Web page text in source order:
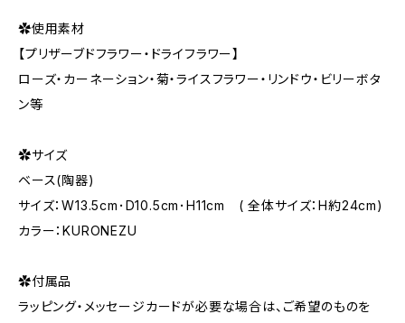
✿使用素材
【プリザーブドフラワー・ドライフラワー】
ローズ・カーネーション・菊・ライスフラワー・リンドウ・ビリーボタ
ン等
✿サイズ
ベース(陶器)
サイズ：W13.5cm･D10.5cm･H11cm ( 全体サイズ：H約24cm)
カラー：KURONEZU
✿付属品
ラッピング・メッセージカードが必要な場合は、ご希望のものを